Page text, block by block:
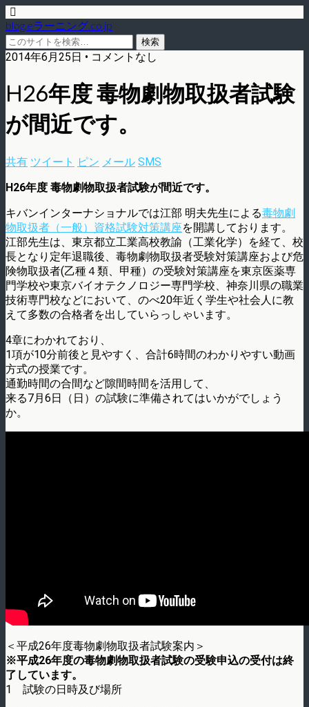
blog.eラーニング.co.jp
2014年6月25日 • コメントなし
H26年度 毒物劇物取扱者試験
が間近です。
共有 ツイート ピン メール SMS
H26年度 毒物劇物取扱者試験が間近です。
キバンインターナショナルでは江部 明夫先生による毒物劇
物取扱者（一般）資格試験対策講座を開講しております。
江部先生は、東京都立工業高校教諭（工業化学）を経て、校
長となり定年退職後、毒物劇物取扱者受験対策講座および危
険物取扱者(乙種４類、甲種）の受験対策講座を東京医薬専
門学校や東京バイオテクノロジー専門学校、神奈川県の職業
技術専門校などにおいて、のべ20年近く学生や社会人に教
えて多数の合格者を出していらっしゃいます。
4章にわかれており、
1項が10分前後と見やすく、合計6時間のわかりやすい動画
方式の授業です。
通勤時間の合間など隙間時間を活用して、
来る7月6日（日）の試験に準備されてはいかがでしょう
か。
＜平成26年度毒物劇物取扱者試験案内＞
※平成26年度の毒物劇物取扱者試験の受験申込の受付は終
了しています。
1 試験の日時及び場所